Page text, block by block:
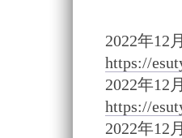
2022年12
https://
2022年12
https://
2022年12